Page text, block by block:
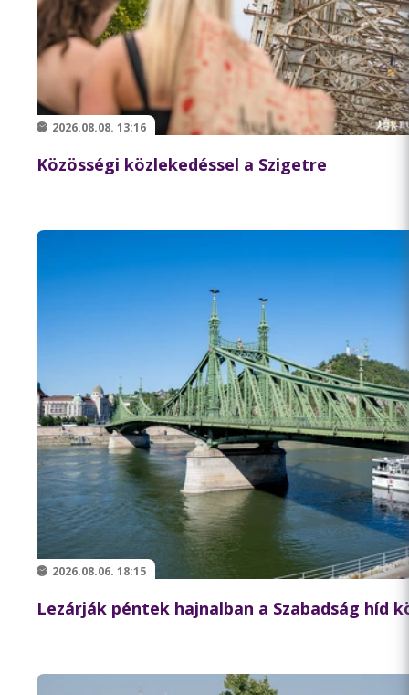
2026.08.08. 13:16
Közösségi közlekedéssel a Szigetre
2026.08.06. 18:15
Lezárják péntek hajnalban a Szabadság híd